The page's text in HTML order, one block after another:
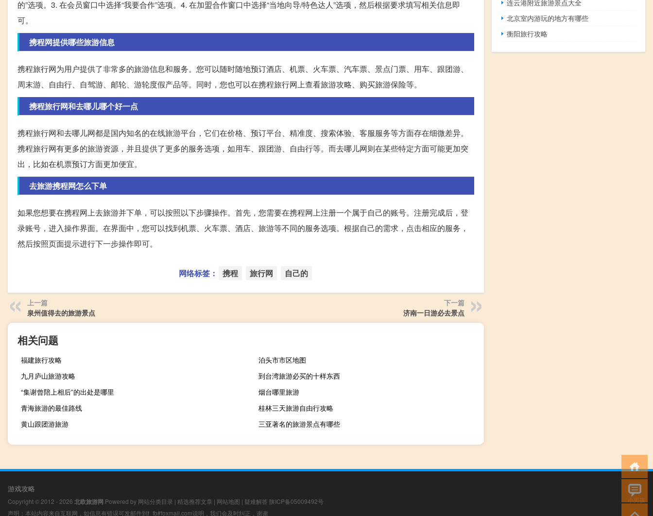
的”选项。3. 在会员窗口中选择“我要合作”选项。4. 在加盟合作窗口中选择“当地向导/特色达人”选项，然后根据要求填写相关信息即
可。
携程网提供哪些旅游信息
携程旅行网为用户提供了非常多的旅游信息和服务。您可以随时随地预订酒店、机票、火车票、汽车票、景点门票、用车、跟团游、
周末游、自由行、自驾游、邮轮、游轮度假产品等。同时，您也可以在携程旅行网上查看旅游攻略、购买旅游保险等。
携程旅行网和去哪儿哪个好一点
携程旅行网和去哪儿网都是国内知名的在线旅游平台，它们在价格、预订平台、精准度、搜索体验、客服服务等方面存在细微差异。
携程旅行网有更多的旅游资源，并且提供了更多的服务选项，如用车、跟团游、自由行等。而去哪儿网则在某些特定方面可能更加突
出，比如在机票预订方面更加便宜。
去旅游携程网怎么下单
如果您想要在携程网上去旅游并下单，可以按照以下步骤操作。首先，您需要在携程网上注册一个属于自己的账号。注册完成后，登
录账号，进入操作界面。在界面中，您可以找到机票、火车票、酒店、旅游等不同的服务选项。根据自己的需求，点击相应的服务，
然后按照页面提示进行下一步操作即可。
网络标签： 携程 旅行网 自己的
上一篇
泉州值得去的旅游景点
下一篇
济南一日游必去景点
相关问题
福建旅行攻略
泊头市市区地图
九月庐山旅游攻略
到台湾旅游必买的十样东西
“集谢曾陪上相后”的出处是哪里
烟台哪里旅游
青海旅游的最佳路线
桂林三天旅游自由行攻略
黄山跟团游旅游
三亚著名的旅游景点有哪些
连云港附近旅游景点大全
北京室内游玩的地方有哪些
衡阳旅行攻略
游戏攻略
Copyright © 2012 - 2026 北欧旅游网 Powered by 网站分类目录 | 精选推荐文章 | 网站地图 | 疑难解答 陕ICP备05009492号
声明：本站内容来自互联网，如信息有错误可发邮件到f_fb#foxmail.com说明，我们会及时纠正，谢谢
小男孩